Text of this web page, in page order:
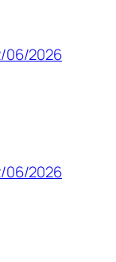
06/2026
06/2026